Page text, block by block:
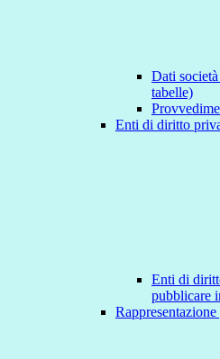
Dati
tabelle)
Enti di diritto
Enti di
pubblicare